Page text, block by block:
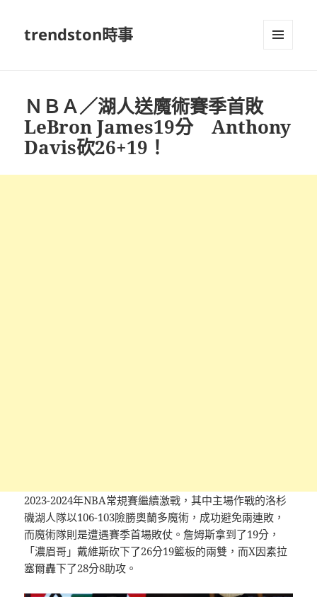
trendston時事
ＮＢＡ／湖人送魔術賽季首敗
LeBron James19分 Anthony
Davis砍26+19！
2023-2024年NBA常規賽繼續激戰，其中主場作戰的洛杉
磯湖人隊以106-103險勝奧蘭多魔術，成功避免兩連敗，
而魔術隊則是遭遇賽季首場敗仗。詹姆斯拿到了19分，
「濃眉哥」戴維斯砍下了26分19籃板的兩雙，而X因素拉
塞爾轟下了28分8助攻。